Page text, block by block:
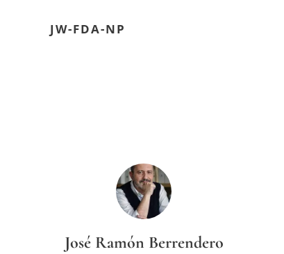
JW-FDA-NP
José Ramón Berrendero